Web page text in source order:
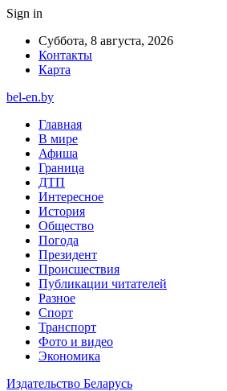
Sign in
Суббота, 8 августа, 2026
Контакты
Карта
bel-en.by
Главная
В мире
Афиша
Граница
ДТП
Интересное
История
Общество
Погода
Президент
Происшествия
Публикации читателей
Разное
Спорт
Транспорт
Фото и видео
Экономика
Издательство Беларусь